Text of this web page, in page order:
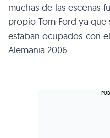
muchas de las escenas
propio Tom Ford ya
estaban ocupados con
Alemania 2006.